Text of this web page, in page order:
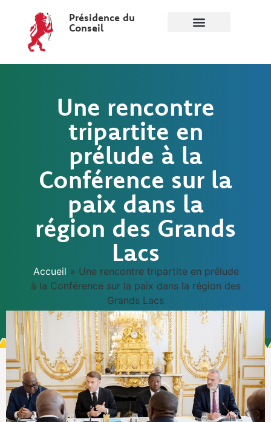
Présidence du
Conseil
Une rencontre
tripartite en
prélude à la
Conférence sur la
paix dans la
région des Grands
Lacs
Accueil » Une rencontre tripartite en prélude
à la Conférence sur la paix dans la région des
Grands Lacs